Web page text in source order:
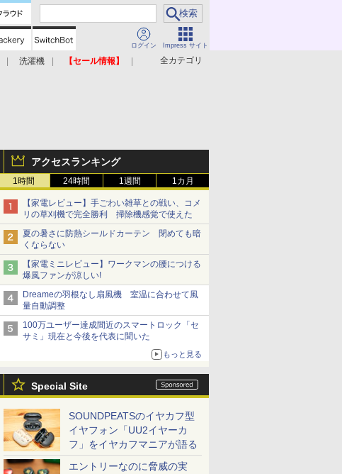
ログイン Impress サイト
全カテゴリ
洗濯機
【セール情報】
アクセスランキング
1時間 24時間 1週間 1カ月
【家電レビュー】手ごわい雑草との戦い、コメ
リの草刈機で完全勝利 掃除機感覚で使えた
夏の暑さに防熱シールドカーテン 閉めても暗
くならない
【家電ミニレビュー】ワークマンの腰につける
爆風ファンが涼しい!
Dreameの羽根なし扇風機 室温に合わせて風
量自動調整
100万ユーザー達成間近のスマートロック「セ
サミ」現在と今後を代表に聞いた
もっと見る
Special Site
SOUNDPEATSのイヤカフ型
イヤフォン「UU2イヤーカ
フ」をイヤカフマニアが語る
エントリーなのに脅威の実